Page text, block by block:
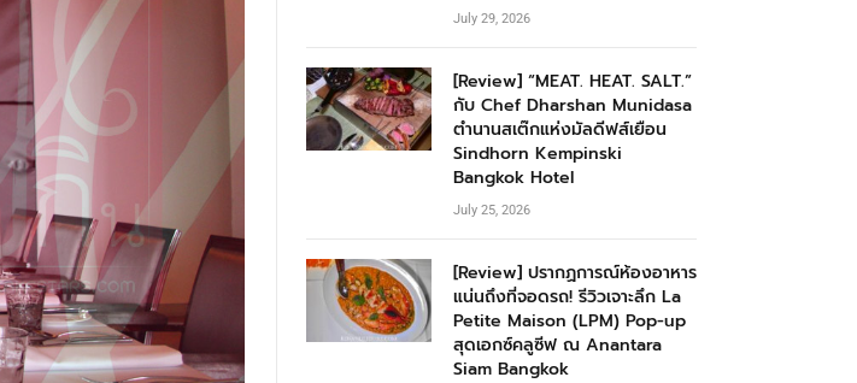
July 29, 2026
[Review] “MEAT. HEAT. SALT.”
กับ Chef Dharshan Munidasa
ตำนานสเต๊กแห่งมัลดีฟส์เยือน
Sindhorn Kempinski
Bangkok Hotel
July 25, 2026
[Review] ปรากฏการณ์ห้องอาหาร
แน่นถึงที่จอดรถ! รีวิวเจาะลึก La
Petite Maison (LPM) Pop-up
สุดเอกซ์คลูซีฟ ณ Anantara
Siam Bangkok